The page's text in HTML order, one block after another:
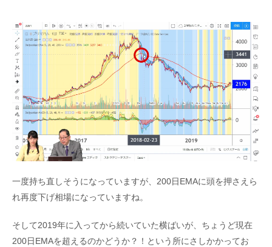
一度持ち直しそうになっていますが、200日EMAに頭を押さえら
れ再度下げ相場になっていますね。
そして2019年に入ってから続いていた横ばいが、ちょうど現在
200日EMAを超えるのかどうか？！という所にさしかかってお